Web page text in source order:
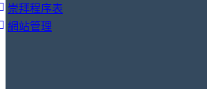
崇拜程序表
網站管理